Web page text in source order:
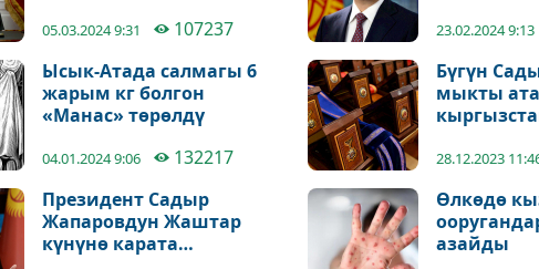
кызматкерлерин
05.03.2024 9:31 107237 23.02.2024 9:13
Ысык-Атада салмагы 6
жарым кг болгон
«Манас» төрөлдү
04.01.2024 9:06 132217
Бүгүн
мыкты
28.12.2023
Президент Садыр
Жапаровдун Жаштар
күнүнө карата
Өлкөдө
азайды